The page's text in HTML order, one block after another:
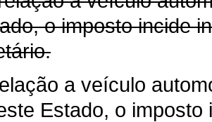
o imposto incide
a veículo
Estado, o